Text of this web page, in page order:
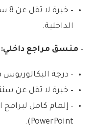
–
الداخلية.
– منسق مراجع داخلي:
– درجة
– خبرة لا تقل عن
PowerPoint).